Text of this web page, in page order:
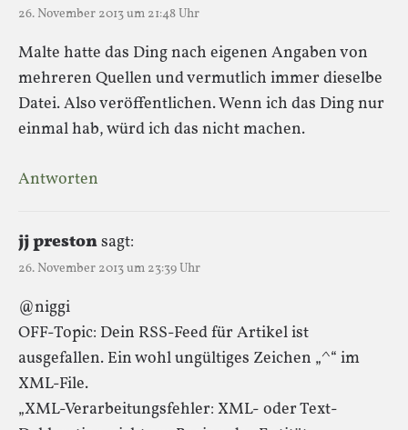
26. November 2013 um 21:48 Uhr
Malte hatte das Ding nach eigenen Angaben von
mehreren Quellen und vermutlich immer dieselbe
Datei. Also veröffentlichen. Wenn ich das Ding nur
einmal hab, würd ich das nicht machen.
Antworten
jj prestonsagt:
26. November 2013 um 23:39 Uhr
@niggi
OFF-Topic: Dein RSS-Feed für Artikel ist
ausgefallen. Ein wohl ungültiges Zeichen „^“ im
XML-File.
„XML-Verarbeitungsfehler: XML- oder Text-